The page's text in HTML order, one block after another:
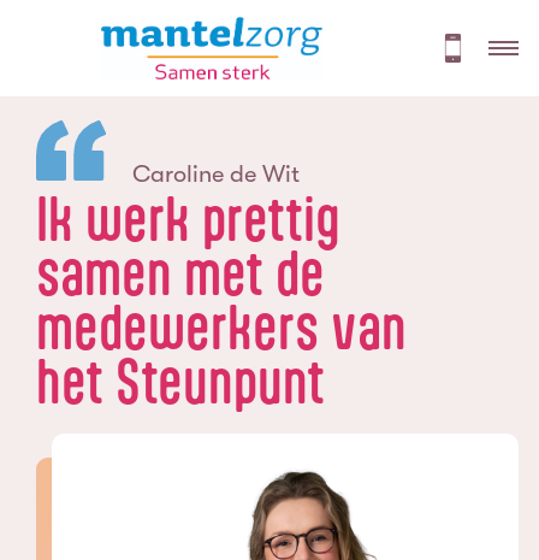
Caroline de Wit
Ik werk prettig
samen met de
medewerkers van
het Steunpunt